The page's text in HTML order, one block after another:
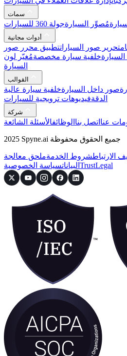
سمات
مُصوِّر السيارةجولة 360 للسيارات
أدوات مجانية
تحرير صور السياراتتطبيق محرر صور
خلفية سيارة مخصصةمُغيّر لون
السيارة
القوالب
صور داخل السيارةخلفية سيارة عالية
الدقةفيديوهات ترويجية للسيارات
شركة
عنا اتصل بنا الوظائفالأسئلة الشائعة
2025 Spyne.ai جميع الحقوق محفوظة
الارتباطشروط الخدمةملحق معالجة
البياناتسياسة الخصوصية TrustLegal